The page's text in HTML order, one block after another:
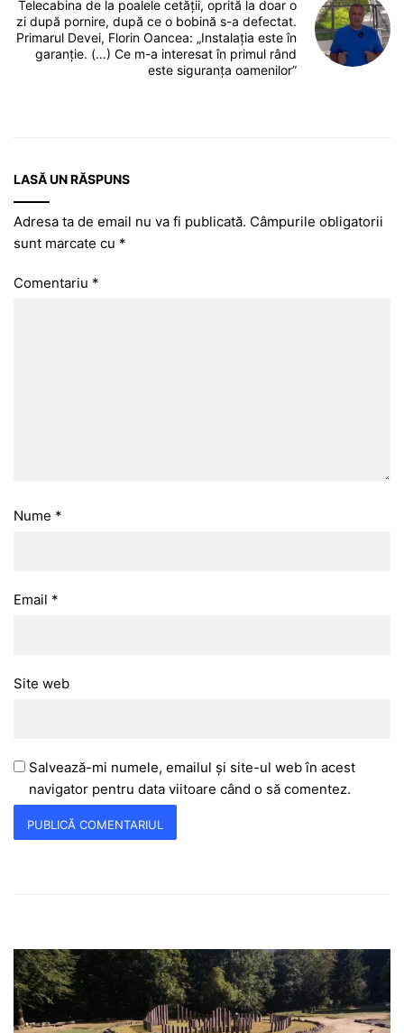
Telecabina de la poalele cetății, oprită la doar o
zi după pornire, după ce o bobină s-a defectat.
Primarul Devei, Florin Oancea: „Instalația este în
garanție. (…) Ce m-a interesat în primul rând
este siguranța oamenilor”
LASĂ UN RĂSPUNS
Adresa ta de email nu va fi publicată. Câmpurile obligatorii
sunt marcate cu *
Comentariu *
Nume *
Email *
Site web
Salvează-mi numele, emailul și site-ul web în acest
navigator pentru data viitoare când o să comentez.